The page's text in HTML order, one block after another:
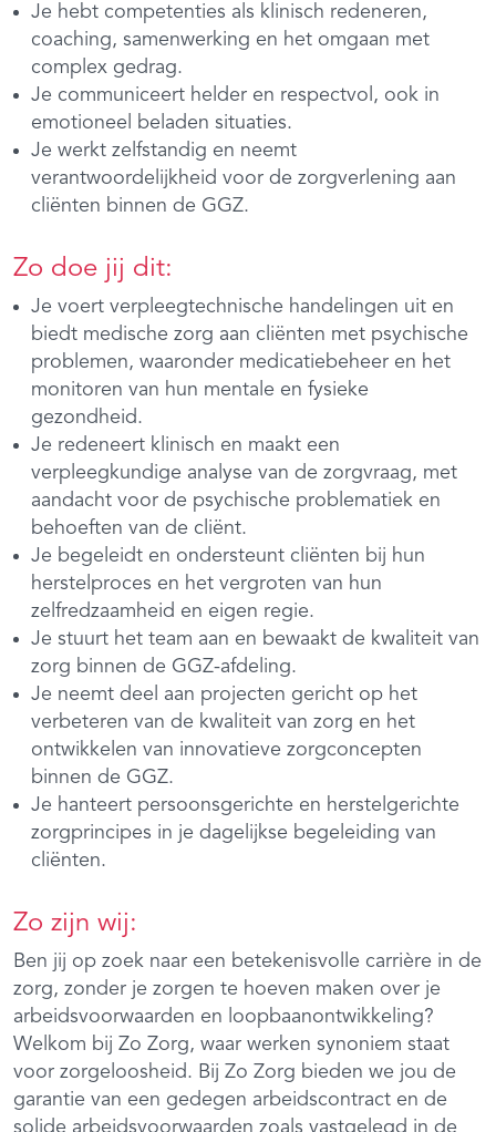
Je hebt competenties als klinisch redeneren,
coaching, samenwerking en het omgaan met
complex gedrag.
Je communiceert helder en respectvol, ook in
emotioneel beladen situaties.
Je werkt zelfstandig en neemt
verantwoordelijkheid voor de zorgverlening aan
cliënten binnen de GGZ.
Zo doe jij dit:
Je voert verpleegtechnische handelingen uit en
biedt medische zorg aan cliënten met psychische
problemen, waaronder medicatiebeheer en het
monitoren van hun mentale en fysieke
gezondheid.
Je redeneert klinisch en maakt een
verpleegkundige analyse van de zorgvraag, met
aandacht voor de psychische problematiek en
behoeften van de cliënt.
Je begeleidt en ondersteunt cliënten bij hun
herstelproces en het vergroten van hun
zelfredzaamheid en eigen regie.
Je stuurt het team aan en bewaakt de kwaliteit van
zorg binnen de GGZ-afdeling.
Je neemt deel aan projecten gericht op het
verbeteren van de kwaliteit van zorg en het
ontwikkelen van innovatieve zorgconcepten
binnen de GGZ.
Je hanteert persoonsgerichte en herstelgerichte
zorgprincipes in je dagelijkse begeleiding van
cliënten.
Zo zijn wij:
Ben jij op zoek naar een betekenisvolle carrière in de
zorg, zonder je zorgen te hoeven maken over je
arbeidsvoorwaarden en loopbaanontwikkeling?
Welkom bij Zo Zorg, waar werken synoniem staat
voor zorgeloosheid. Bij Zo Zorg bieden we jou de
garantie van een gedegen arbeidscontract en de
solide arbeidsvoorwaarden zoals vastgelegd in de